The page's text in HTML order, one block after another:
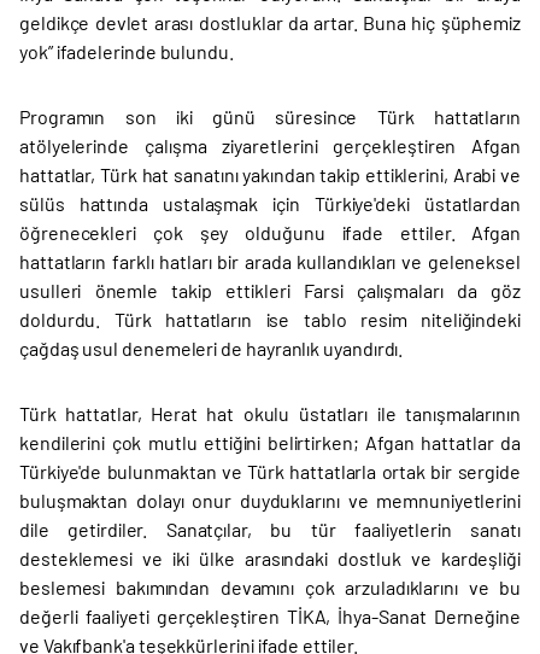
geldikçe devlet arası dostluklar da artar. Buna hiç şüphemiz
yok” ifadelerinde bulundu.
Programın son iki günü süresince Türk hattatların
atölyelerinde çalışma ziyaretlerini gerçekleştiren Afgan
hattatlar, Türk hat sanatını yakından takip ettiklerini, Arabi ve
sülüs hattında ustalaşmak için Türkiye'deki üstatlardan
öğrenecekleri çok şey olduğunu ifade ettiler. Afgan
hattatların farklı hatları bir arada kullandıkları ve geleneksel
usulleri önemle takip ettikleri Farsi çalışmaları da göz
doldurdu. Türk hattatların ise tablo resim niteliğindeki
çağdaş usul denemeleri de hayranlık uyandırdı.
Türk hattatlar, Herat hat okulu üstatları ile tanışmalarının
kendilerini çok mutlu ettiğini belirtirken; Afgan hattatlar da
Türkiye'de bulunmaktan ve Türk hattatlarla ortak bir sergide
buluşmaktan dolayı onur duyduklarını ve memnuniyetlerini
dile getirdiler. Sanatçılar, bu tür faaliyetlerin sanatı
desteklemesi ve iki ülke arasındaki dostluk ve kardeşliği
beslemesi bakımından devamını çok arzuladıklarını ve bu
değerli faaliyeti gerçekleştiren TİKA, İhya-Sanat Derneğine
ve Vakıfbank'a teşekkürlerini ifade ettiler.